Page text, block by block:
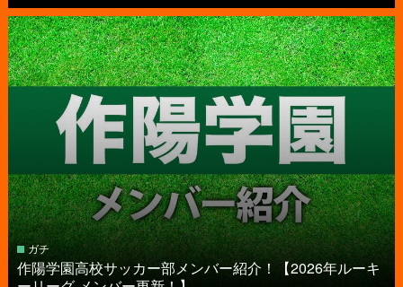
ガチ
作陽学園高校サッカー部メンバー紹介！【2026年ルーキ